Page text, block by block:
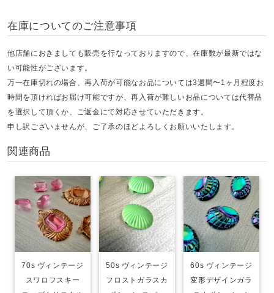
在庫についてのご注意事項
他店舗におきましても販売を行なっておりますので、在庫数が最新ではな
い可能性がございます。
万一在庫切れの場合、再入荷が可能なお品については3週間〜1ヶ月程度お
時間を頂ければお届け可能ですが、再入荷が難しいお品については代替品
を選択して頂くか、ご返金にて対応させていただきます。
申し訳ございませんが、ご了承のほどよろしくお願いいたします。
関連商品
70s ヴィンテージ
スワロフスキー
50s ヴィンテージ
フロストガラスカ
60s ヴィンテージ
変形デザインガラ